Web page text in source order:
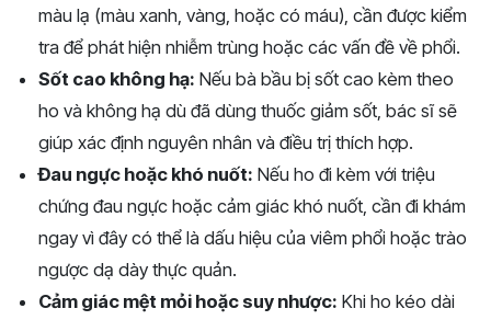
màu lạ (màu xanh, vàng, hoặc có máu), cần được kiểm
tra để phát hiện nhiễm trùng hoặc các vấn đề về phổi.
Sốt cao không hạ: Nếu bà bầu bị sốt cao kèm theo
ho và không hạ dù đã dùng thuốc giảm sốt, bác sĩ sẽ
giúp xác định nguyên nhân và điều trị thích hợp.
Đau ngực hoặc khó nuốt: Nếu ho đi kèm với triệu
chứng đau ngực hoặc cảm giác khó nuốt, cần đi khám
ngay vì đây có thể là dấu hiệu của viêm phổi hoặc trào
ngược dạ dày thực quản.
Cảm giác mệt mỏi hoặc suy nhược: Khi ho kéo dài